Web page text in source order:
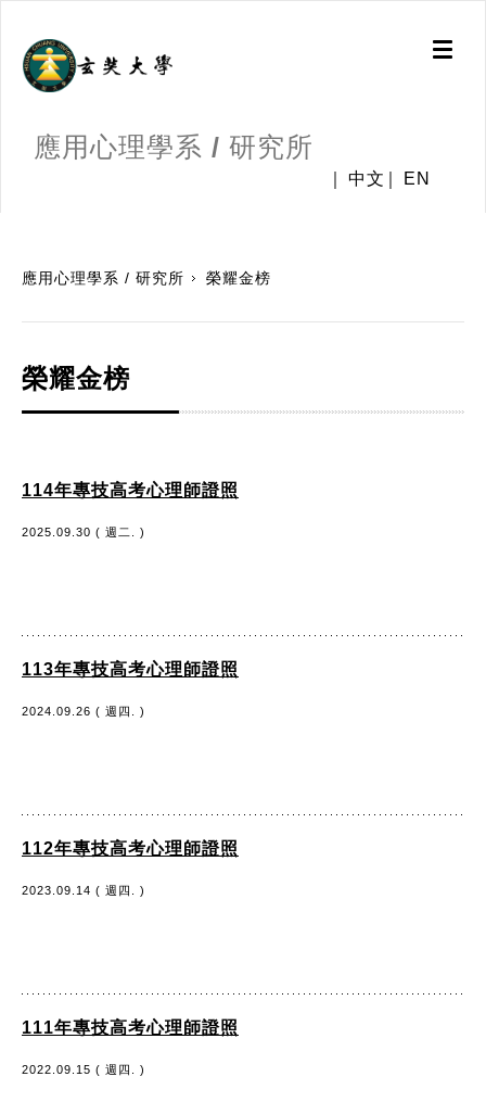
Toggle
應用心理學系 / 研究所
中文 EN
應用心理學系 / 研究所 榮耀金榜
榮耀金榜
114年專技高考心理師證照
2025.09.30 ( 週二. )
113年專技高考心理師證照
2024.09.26 ( 週四. )
112年專技高考心理師證照
2023.09.14 ( 週四. )
111年專技高考心理師證照
2022.09.15 ( 週四. )